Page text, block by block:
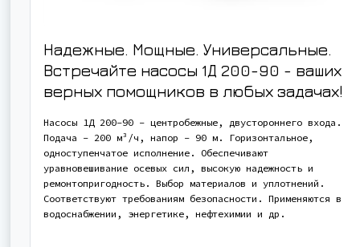
Надежные. Мощные. Универсальные.
Встречайте насосы 1Д 200-90 - ваших
верных помощников в любых задачах!
Насосы 1Д 200-90 - центробежные, двустороннего входа.
Подача - 200 м³/ч, напор - 90 м. Горизонтальное,
одноступенчатое исполнение. Обеспечивают
уравновешивание осевых сил, высокую надежность и
ремонтопригодность. Выбор материалов и уплотнений.
Соответствуют требованиям безопасности. Применяются в
водоснабжении, энергетике, нефтехимии и др.